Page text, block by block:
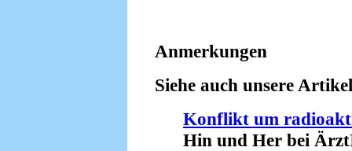
Anmerkungen
Siehe auch unsere
Konflikt um
Hin und Her bei